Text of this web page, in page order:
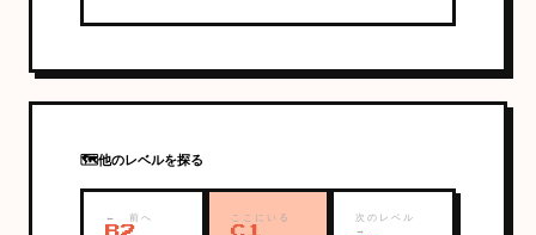
🗺️他のレベルを探る
← 前へ ここにいる
次のレベル
→